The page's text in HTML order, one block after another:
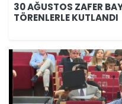
30 AĞUSTOS ZAFER
TÖRENLERLE KUTLANDI